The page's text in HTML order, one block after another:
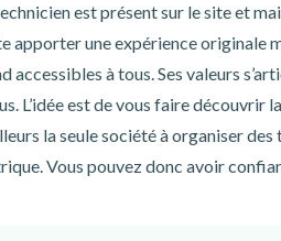
est présent sur le site et
apporter une expérience
accessibles à tous. Ses valeurs
L’idée est de vous faire découvrir
la seule société à organiser
Vous pouvez donc avoir